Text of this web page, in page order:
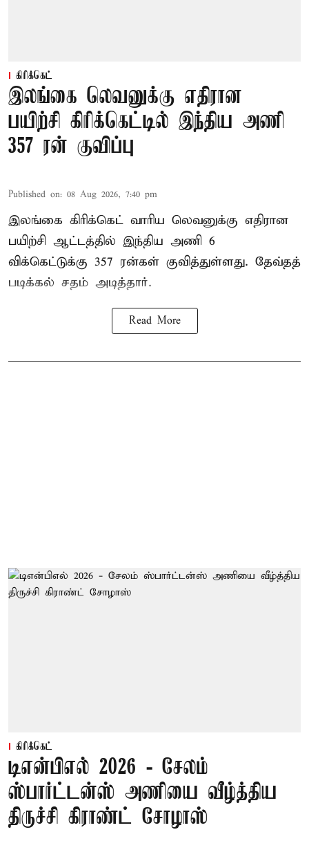
கிரிக்கெட்
இலங்கை லெவனுக்கு எதிரான
பயிற்சி கிரிக்கெட்டில் இந்திய அணி
357 ரன் குவிப்பு
Published on: 08 Aug 2026, 7:40 pm
இலங்கை கிரிக்கெட் வாரிய லெவனுக்கு எதிரான
பயிற்சி ஆட்டத்தில் இந்திய அணி 6
விக்கெட்டுக்கு 357 ரன்கள் குவித்துள்ளது. தேவ்தத்
படிக்கல் சதம் அடித்தார்.
Read More
கிரிக்கெட்
டிஎன்பிஎல் 2026 - சேலம்
ஸ்பார்ட்டன்ஸ் அணியை வீழ்த்திய
திருச்சி கிராண்ட் சோழாஸ்